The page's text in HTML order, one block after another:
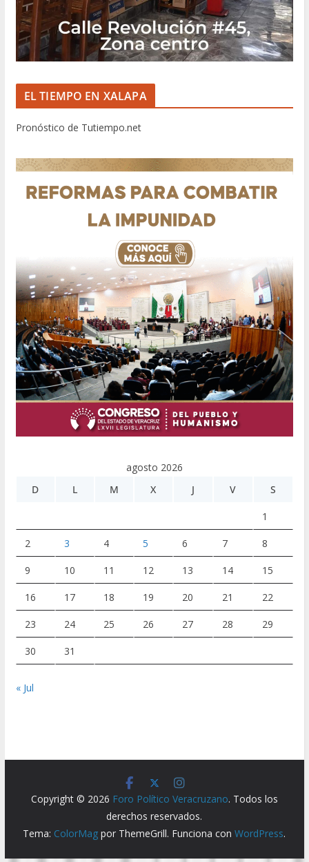
EL TIEMPO EN XALAPA
Pronóstico de Tutiempo.net
agosto 2026
D
L M X J V S
1
2 3 4 5 6 7 8
9 10 11 12 13 14 15
16 17 18 19 20 21 22
23 24 25 26 27 28 29
30 31
« Jul
Copyright © 2026 Foro Político Veracruzano. Todos los
derechos reservados.
Tema: ColorMag por ThemeGrill. Funciona conWordPress.